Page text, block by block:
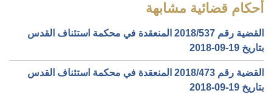
أحكام قضائية مشابهة
القضية رقم ‎537‏/‎2018‏ المنعقدة في محكمة استئناف القدس
بتاريخ ‎2018-09-19‏
القضية رقم ‎473‏/‎2018‏ المنعقدة في محكمة استئناف القدس
بتاريخ ‎2018-09-19‏